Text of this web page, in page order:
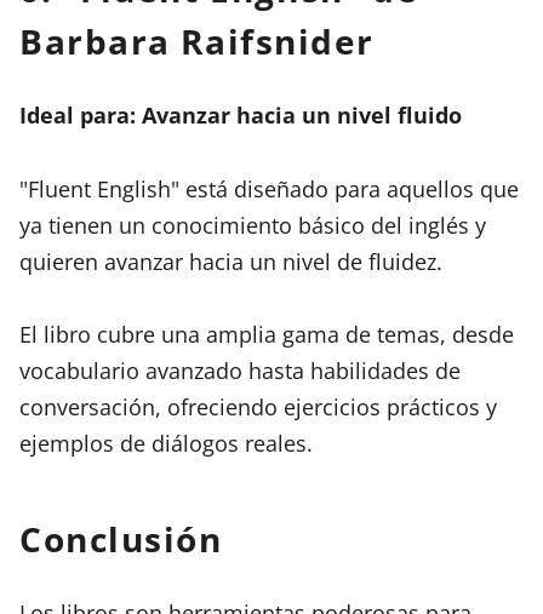
Barbara Raifsnider
Ideal para: Avanzar hacia un nivel fluido
"Fluent English" está diseñado para aquellos que
ya tienen un conocimiento básico del inglés y
quieren avanzar hacia un nivel de fluidez.
El libro cubre una amplia gama de temas, desde
vocabulario avanzado hasta habilidades de
conversación, ofreciendo ejercicios prácticos y
ejemplos de diálogos reales.
Conclusión